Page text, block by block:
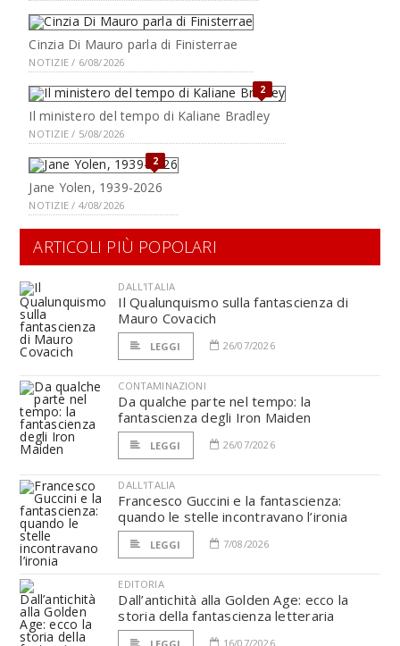
Cinzia Di Mauro parla di Finisterrae
NOTIZIE / 6/08/2026
2
Il ministero del tempo di Kaliane Bradley
NOTIZIE / 5/08/2026
2
Jane Yolen, 1939-2026
NOTIZIE / 4/08/2026
ARTICOLI PIÙ POPOLARI
DALL'ITALIA
Il Qualunquismo sulla fantascienza di
Mauro Covacich
LEGGI 26/07/2026
CONTAMINAZIONI
Da qualche parte nel tempo: la
fantascienza degli Iron Maiden
LEGGI 26/07/2026
DALL'ITALIA
Francesco Guccini e la fantascienza:
quando le stelle incontravano l’ironia
LEGGI 7/08/2026
EDITORIA
Dall’antichità alla Golden Age: ecco la
storia della fantascienza letteraria
16/07/2026